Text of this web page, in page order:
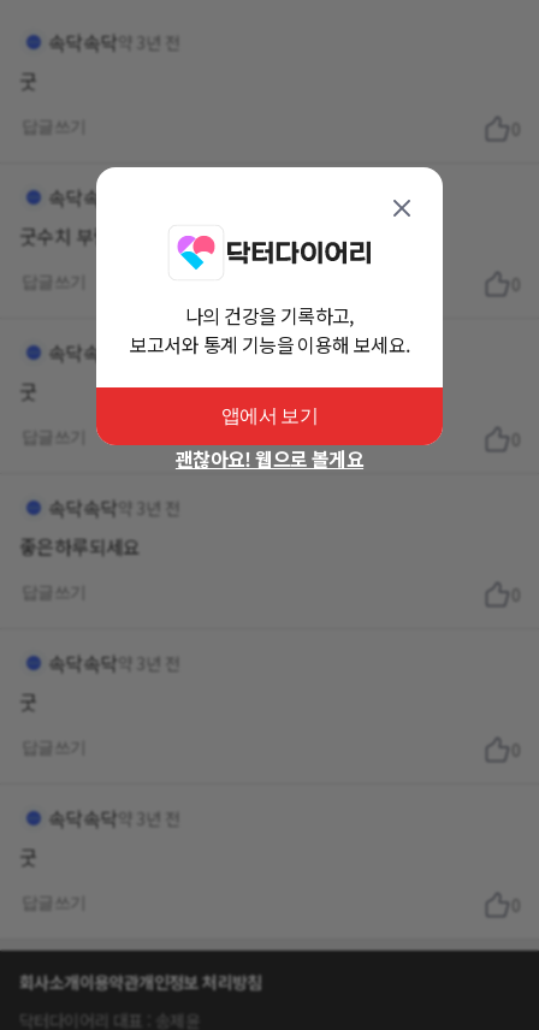
속닥속닥 약 3년 전
굿
속닥속닥
굿수치 부럽습니다
속닥속닥 약 3년 전
굿
속닥속닥 약 3년 전
좋은하루되세요
속닥속닥 약 3년 전
굿
속닥속닥 약 3년 전
굿
회사소개이용약관개인정보 처리방침
닥터다이어리 대표 : 송제윤
나의 건강을 기록하고,
보고서와 통계 기능을 이용해 보세요.
앱에서 보기
괜찮아요! 웹으로 볼게요